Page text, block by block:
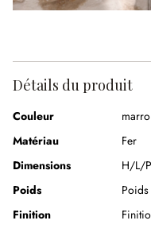
Détails du produit
Couleur
Matériau
Fer
Dimensions
H/L/
Poids
Finition